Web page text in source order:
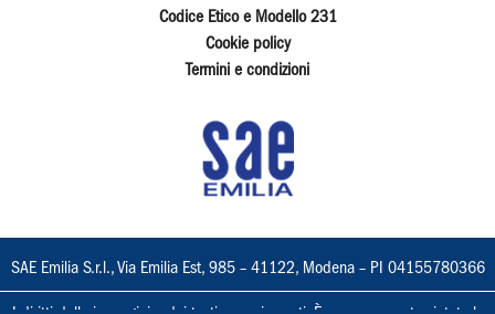
Codice Etico e Modello 231
Cookie policy
Termini e condizioni
SAE Emilia S.r.l., Via Emilia Est, 985 – 41122, Modena – PI 04155780366